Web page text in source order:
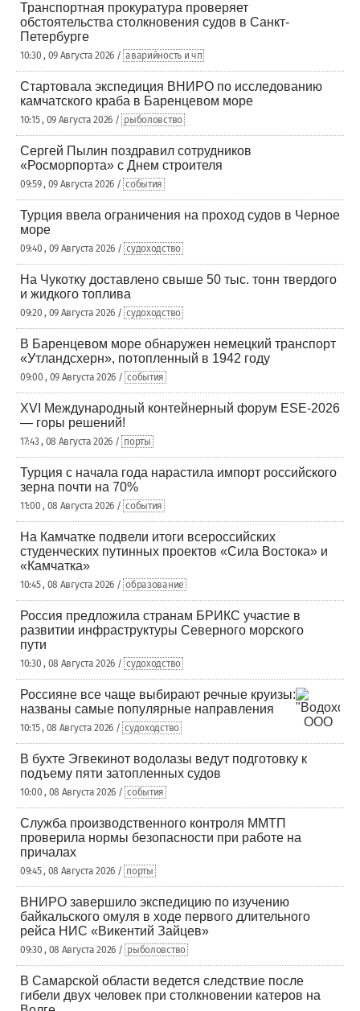
Транспортная прокуратура проверяет
обстоятельства столкновения судов в Санкт-
Петербурге
10:30 , 09 Августа 2026 / аварийность и чп
Стартовала экспедиция ВНИРО по исследованию
камчатского краба в Баренцевом море
10:15 , 09 Августа 2026 / рыболовство
Сергей Пылин поздравил сотрудников
«Росморпорта» с Днем строителя
09:59 , 09 Августа 2026 / события
Турция ввела ограничения на проход судов в Черное
море
09:40 , 09 Августа 2026 / судоходство
На Чукотку доставлено свыше 50 тыс. тонн твердого
и жидкого топлива
09:20 , 09 Августа 2026 / судоходство
В Баренцевом море обнаружен немецкий транспорт
«Утландсхерн», потопленный в 1942 году
09:00 , 09 Августа 2026 / события
XVI Международный контейнерный форум ESE-2026
— горы решений!
17:43 , 08 Августа 2026 / порты
Турция с начала года нарастила импорт российского
зерна почти на 70%
11:00 , 08 Августа 2026 / события
На Камчатке подвели итоги всероссийских
студенческих путинных проектов «Сила Востока» и
«Камчатка»
10:45 , 08 Августа 2026 / образование
Россия предложила странам БРИКС участие в
развитии инфраструктуры Северного морского
пути
10:30 , 08 Августа 2026 / судоходство
Россияне все чаще выбирают речные круизы:
названы самые популярные направления
10:15 , 08 Августа 2026 / судоходство
В бухте Эгвекинот водолазы ведут подготовку к
подъему пяти затопленных судов
10:00 , 08 Августа 2026 / события
Служба производственного контроля ММТП
проверила нормы безопасности при работе на
причалах
09:45 , 08 Августа 2026 / порты
ВНИРО завершило экспедицию по изучению
байкальского омуля в ходе первого длительного
рейса НИС «Викентий Зайцев»
09:30 , 08 Августа 2026 / рыболовство
В Самарской области ведется следствие после
гибели двух человек при столкновении катеров на